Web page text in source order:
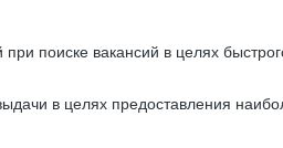
поиске вакансий в целях
в целях предоставления